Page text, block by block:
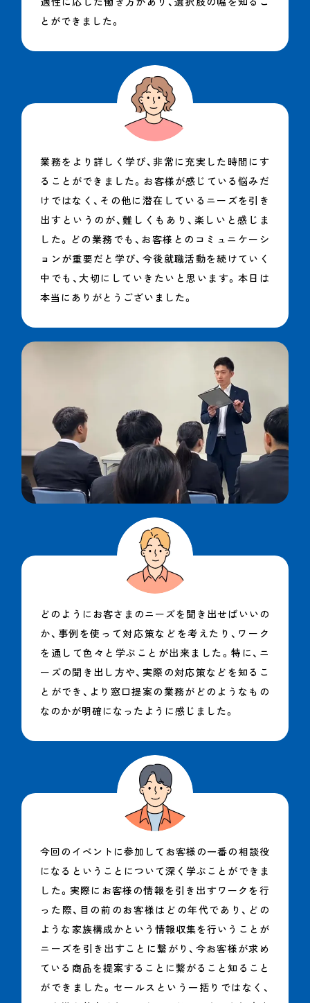
とができました。
業務をより詳しく学び、非常に充実した時間にす
ることができました。お客様が感じている悩みだ
けではなく、その他に潜在しているニーズを引き
出すというのが、難しくもあり、楽しいと感じま
した。どの業務でも、お客様とのコミュニケーシ
ョンが重要だと学び、今後就職活動を続けていく
中でも、大切にしていきたいと思います。本日は
本当にありがとうございました。
どのようにお客さまのニーズを聞き出せばいいの
か、事例を使って対応策などを考えたり、ワーク
を通して色々と学ぶことが出来ました。特に、ニ
ーズの聞き出し方や、実際の対応策などを知るこ
とができ、より窓口提案の業務がどのようなもの
なのかが明確になったように感じました。
今回のイベントに参加してお客様の一番の相談役
になるということについて深く学ぶことができま
した。実際にお客様の情報を引き出すワークを行
った際、目の前のお客様はどの年代であり、どの
ような家族構成かという情報収集を行いうことが
ニーズを引き出すことに繋がり、今お客様が求め
ている商品を提案することに繋がること知ること
ができました。セールスという一括りではなく、